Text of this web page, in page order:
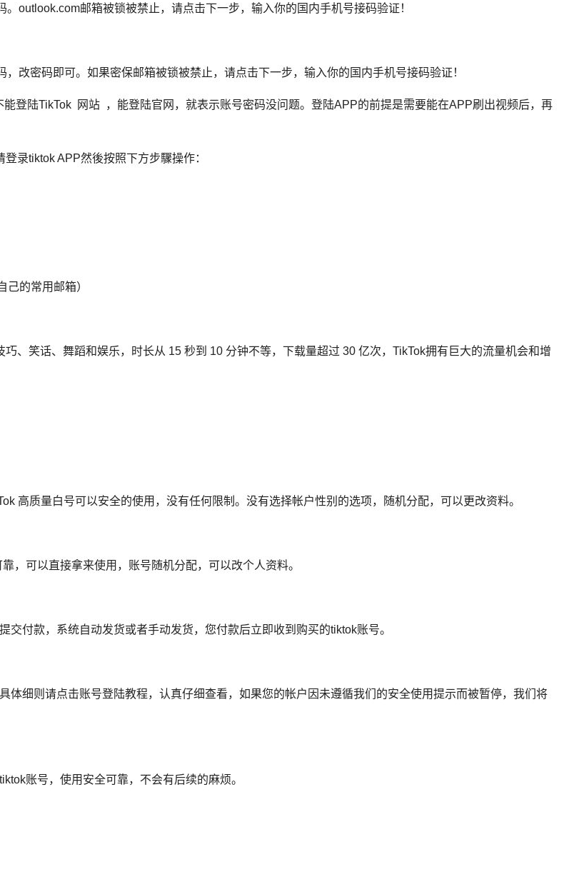
outlook.com邮箱被锁被禁止，请点击下一步，输入你的国内手机号接码验证！
改密码即可。 如果密保邮箱被锁被禁止，请点击下一步，输入你的国内手机号接码验证！
登陆TikTok 网站 ，能登陆官网，就表示账号密码没问题。登陆APP的前提是需要能在APP刷出视频后，再
录tiktok APP然後按照下方步驟操作：
的常用邮箱）
、笑话、舞蹈和娱乐，时长从 15 秒到 10 分钟不等，下载量超过 30 亿次，TikTok拥有巨大的流量机会和增
高质量白号可以安全的使用，没有任何限制。没有选择帐户性别的选项，随机分配，可以更改资料。
，可以直接拿来使用，账号随机分配，可以改个人资料。
付款，系统自动发货或者手动发货，您付款后立即收到购买的tiktok账号。
细则请点击账号登陆教程，认真仔细查看，如果您的帐户因未遵循我们的安全使用提示而被暂停，我们将
账号，使用安全可靠，不会有后续的麻烦。